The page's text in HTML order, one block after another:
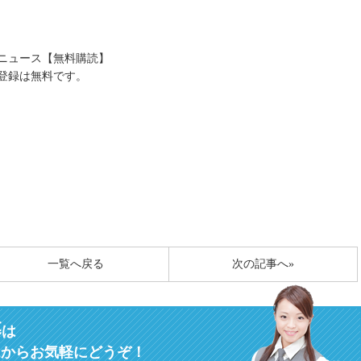
ュース【無料購読】
録は無料です。
次の記事へ»
一覧へ戻る
は
らお気軽にどうぞ！